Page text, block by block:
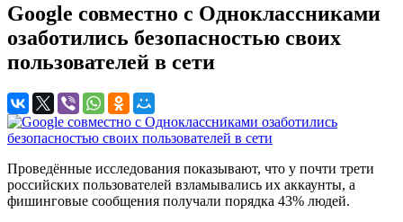
Google совместно с Одноклассниками
озаботились безопасностью своих
пользователей в сети
Проведённые исследования показывают, что у почти трети
российских пользователей взламывались их аккаунты, а
фишинговые сообщения получали порядка 43% людей.